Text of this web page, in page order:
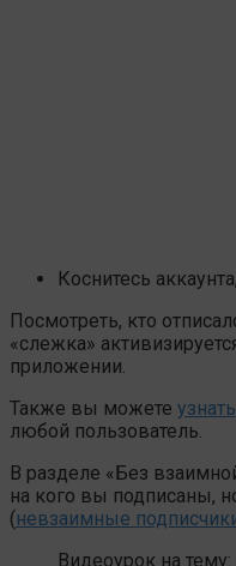
Коснитесь
Посмотреть, кто
«слежка»
приложении.
Также вы можете
любой пользователь.
В разделе «Без
на кого вы подписаны,
(невзаимные
Видеоурок на тему: